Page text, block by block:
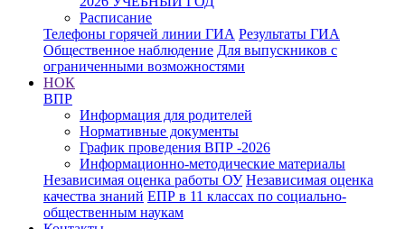
Расписание
Телефоны горячей линии ГИА Результаты ГИА
Общественное наблюдение Для выпускников с
ограниченными возможностями
НОК
ВПР
Информация для родителей
Нормативные документы
График проведения ВПР -2026
Информационно-методические материалы
Независимая оценка работы ОУ Независимая оценка
качества знаний ЕПР в 11 классах по социально-
общественным наукам